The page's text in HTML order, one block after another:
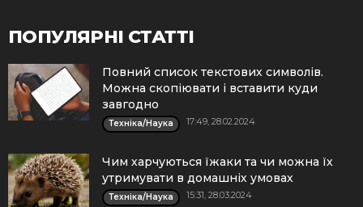
ПОПУЛЯРНІ СТАТТІ
Повний список текстових символів.
Можна скопіювати і вставити куди
завгодно
Техніка/Наука 17:49, 28.02.2024
Чим харчуються їжаки та чи можна їх
утримувати в домашніх умовах
Техніка/Наука 15:31, 28.03.2024